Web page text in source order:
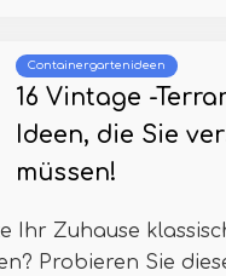
Containergartenideen
16 Vintage -
Ideen, die Sie
müssen!
Ihr Zuhause
Probieren Sie